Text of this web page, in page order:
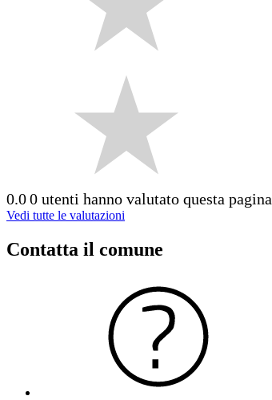
0.00 utenti hanno valutato questa pagina
Vedi tutte le valutazioni
Contatta il comune